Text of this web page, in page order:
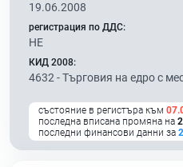
19.06.2008
регистрация по ДДС:
НЕ
КИД 2008:
4632 -Търговия на едро с
състояние в регистъра към
последна вписана промяна на
последни финансови данни за